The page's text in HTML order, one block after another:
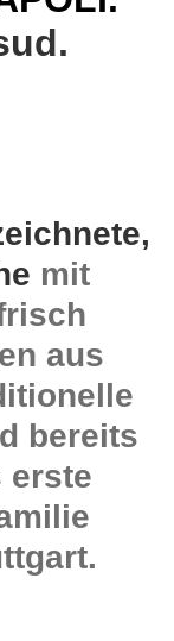
mit
aus
bereits
erste